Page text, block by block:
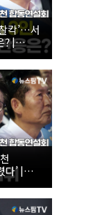
칵’…서
? |
원 후
’ |
원 후